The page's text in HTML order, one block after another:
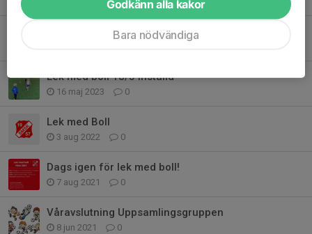
Lek med boll höstsäsongen 2023
Lek med boll 18/5 inställd
16 maj 2023 0
Lek med Boll
3 aug 2022 0
Dags igen för lek med boll!
7 aug 2021 0
Våravslutning Uppsamlingsgruppen
8 jun 2021 0
Godkänn alla kakor
Bara nödvändiga